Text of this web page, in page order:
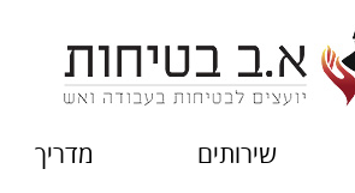
שירותים מדריך